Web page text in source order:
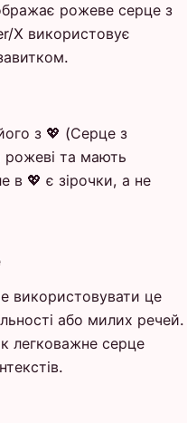
рожеве серце з
X використовує
з 💖 (Серце з
та мають
в 💖 є зірочки, а не
використовувати це
або милих речей.
легковажне серце